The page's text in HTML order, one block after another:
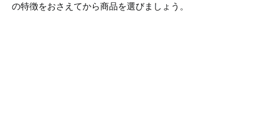
の特徴をおさえてから商品を選びましょう。